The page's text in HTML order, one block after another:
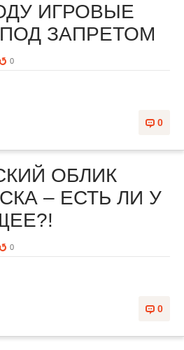
ИГРОВЫЕ
ЗАПРЕТОМ
0
0
ОБЛИК
– ЕСТЬ ЛИ У
0
0